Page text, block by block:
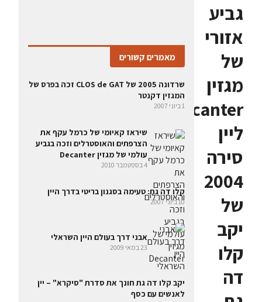
גביע
אזורי
של
מגזין
Decanter
ליין
סירה
2004
של
יקב
קלו
דה
מאמרים קשורים
שרדונה 2005 של CLOS de GAT זכה בפרס של
המגזין דקנטר
1 ביוני 2007
שיראז קאיומי של כרמל עקף את
הצרפתים והאוסטרלים וזכה בגביע
עולמי של מגזין Decanter
4 בספטמבר 2010
קלו דה גת: טעימה בסגנון בריטי בדרך היין
10 ביוני 2007
אבני דרך בעולם היין השראלי
23 במאי 2009
יקב קלו דה גת חונך את סדרת "סיקרא" – יין
לאנשים עם כסף